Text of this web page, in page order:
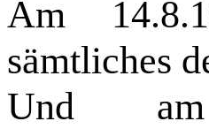
Am
sämtliches
Und am